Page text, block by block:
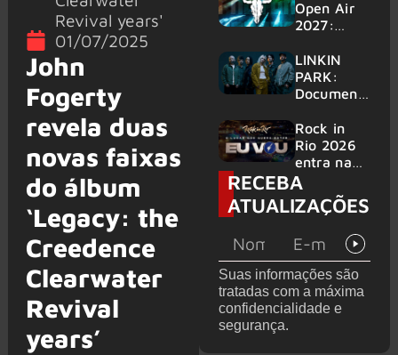
Revival years'
01/07/2025
John
Fogerty
revela duas
novas faixas
do álbum
‘Legacy: the
Creedence
Clearwater
Revival
years’
2000,
volta ao
6 shows
Open Air
2027:
amplia
line-up e
já
mais de 50
bandas
LINKIN
PARK:
Document
‘Unshatter’
e álbum ao
vivo são
anunciados
Rock in
Rio 2026
entra na
reta final
com
Cidade do
montagem
acelerada
e line-up
completo
confirmad
RECEBA
ATUALIZAÇÕES
Suas informações são
tratadas com a máxima
confidencialidade e
segurança.